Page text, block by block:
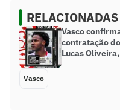
RELACIONADAS
Vasco
contratação
Lucas
Vasco